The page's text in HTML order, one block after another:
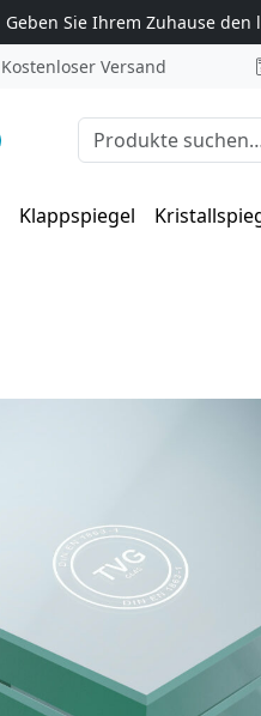
Geben Sie Ihrem Zuhause den
Kostenloser Versand
Suche nach:
Klappspiegel